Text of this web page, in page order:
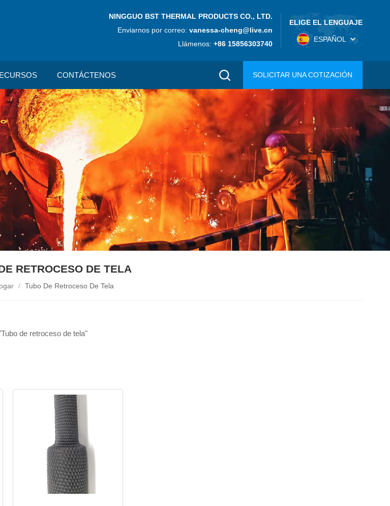
NINGGUO BST THERMAL PRODUCTS CO., LTD.
Enviarnos por correo:vanessa-cheng@live.cn
Llámenos:+86 15856303740
ELIGE EL LENGUAJE
ESPAÑOL
CONTÁCTENOS SOLICITAR UNA COTIZACIÓN
RETROCESO DE TELA
/ Tubo De Retroceso De Tela
de retroceso de tela"